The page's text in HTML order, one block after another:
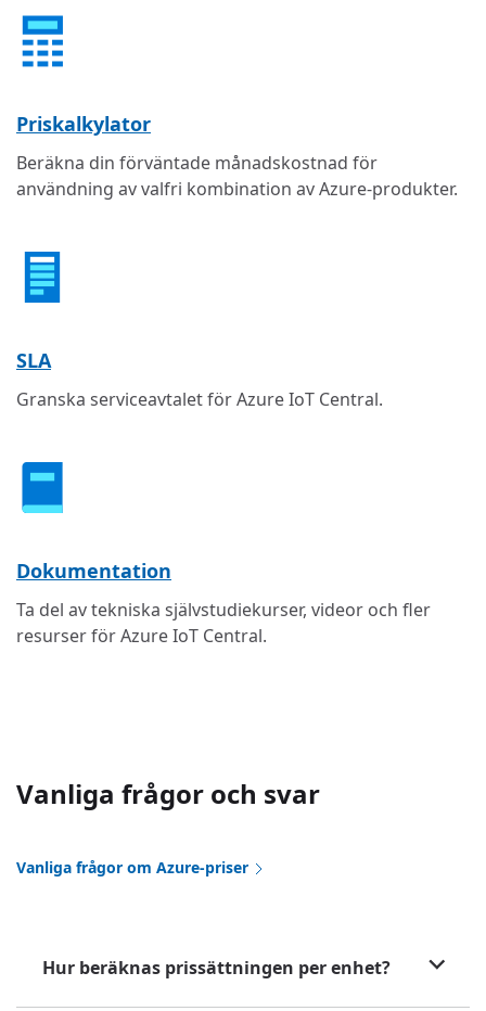
Priskalkylator
Beräkna din förväntade månadskostnad för
användning av valfri kombination av Azure-produkter.
SLA
Granska serviceavtalet för Azure IoT Central.
Dokumentation
Ta del av tekniska självstudiekurser, videor och fler
resurser för Azure IoT Central.
Vanliga frågor och svar
Vanliga frågor om Azure-priser
Hur beräknas prissättningen per enhet?